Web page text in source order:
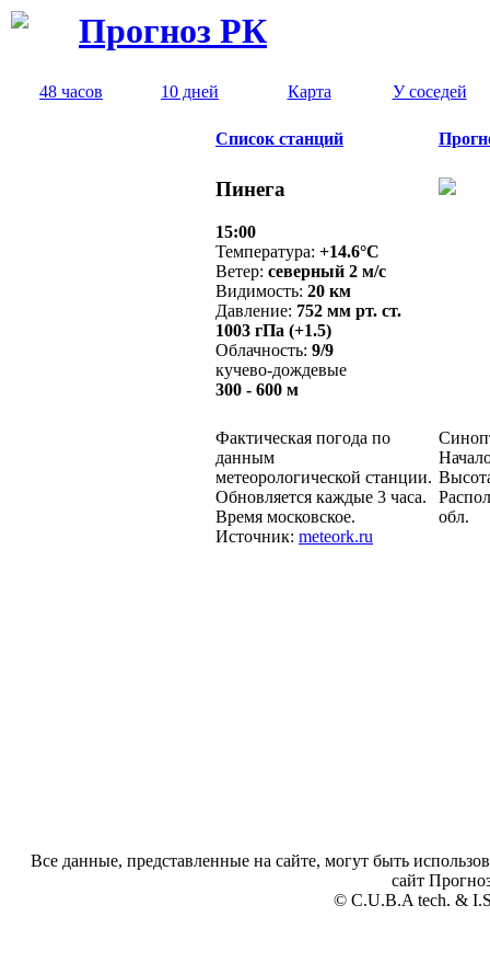
Прогноз РК
48 часов 10 дней Карта У соседей
Список станций
Пинега
15:00
Температура: +14.6°C
Ветер: северный 2 м/с
Видимость: 20 км
Давление: 752 мм рт. ст.
1003 гПа (+1.5)
Облачность: 9/9
кучево-дождевые
300 - 600 м
Фактическая погода по
данным
метеорологической станции.
Обновляется каждые 3 часа.
Время московское.
Источник: meteork.ru
обл.
Все данные, представленные на сайте, могут быть
сайт
© C.U.B.A tech. &